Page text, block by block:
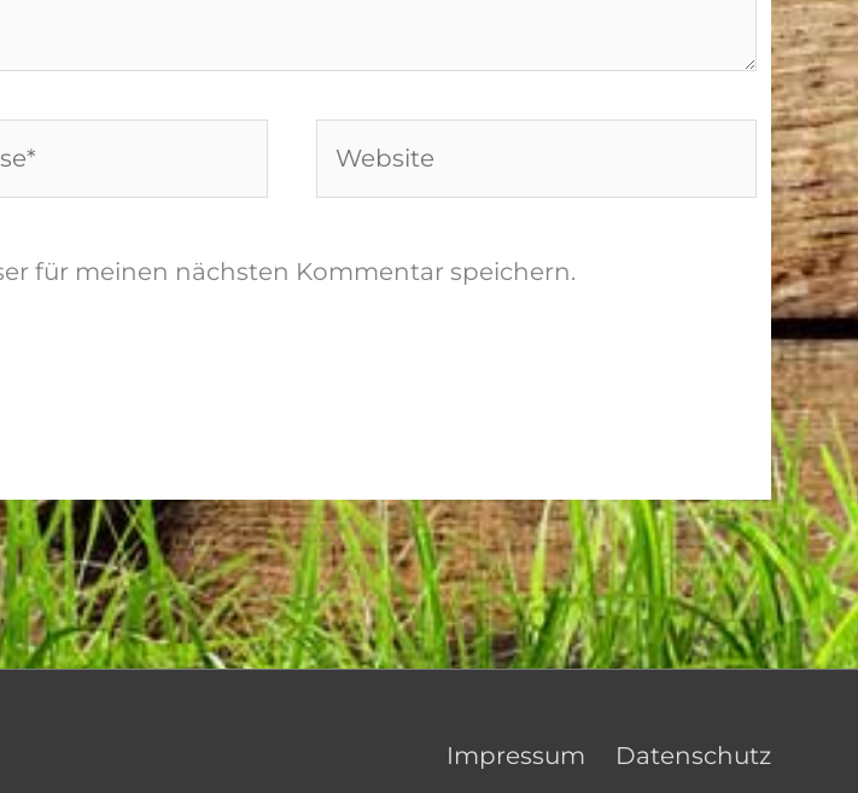
für meinen nächsten Kommentar speichern.
Impressum Datenschutz